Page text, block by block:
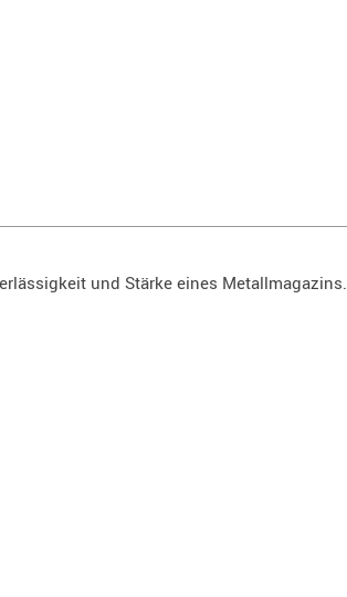
und Stärke eines Metallmagazins.